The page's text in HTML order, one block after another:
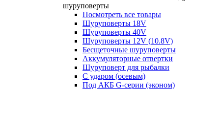
шуруповерты
Посмотреть все товары
Шуруповерты 18V
Шуруповерты 40V
Шуруповерты 12V (10.8V)
Бесщеточные шуруповерты
Аккумуляторные отвертки
Шуруповерт для рыбалки
С ударом (осевым)
Под АКБ G-серии (эконом)